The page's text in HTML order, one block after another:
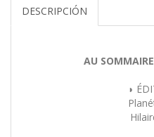
DESCRIPCIÓN
AU
◗